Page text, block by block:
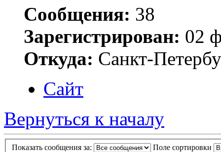
Сообщения: 38
Зарегистрирован: 02
Откуда: Санкт-
Сайт
Вернуться к началу
Показать сообщения за: Поле сортировки